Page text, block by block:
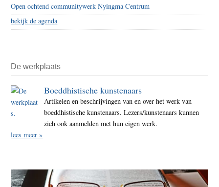
Open ochtend communitywerk Nyingma Centrum
bekijk de agenda
De werkplaats
Boeddhistische kunstenaars
Artikelen en beschrijvingen van en over het werk van
boeddhistische kunstenaars. Lezers/kunstenaars kunnen
zich ook aanmelden met hun eigen werk.
lees meer »